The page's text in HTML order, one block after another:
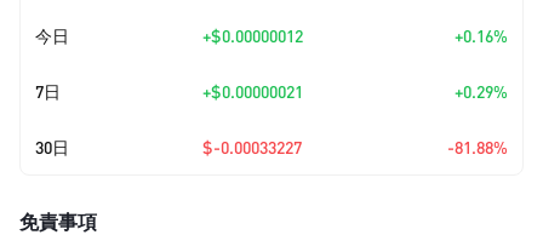
今日 +$0.00000012 +0.16%
7日 +$0.00000021 +0.29%
30日 $-0.00033227 -81.88%
免責事項